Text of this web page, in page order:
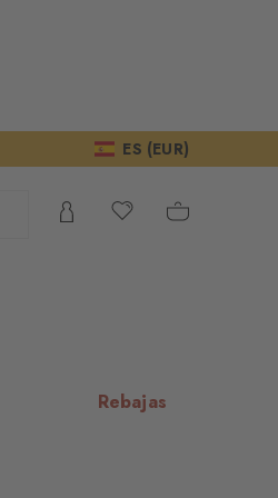
ES (EUR)
Rebajas